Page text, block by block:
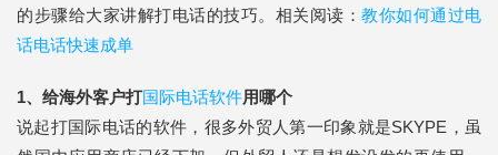
的步骤给大家讲解打电话的技巧。相关阅读： 教你如何通过电
话电话快速成单
1、给海外客户打国际电话软件用哪个
说起打国际电话的软件，很多外贸人第一印象就是SKYPE，虽